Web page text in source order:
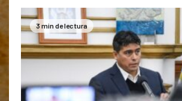
3 min de lectura